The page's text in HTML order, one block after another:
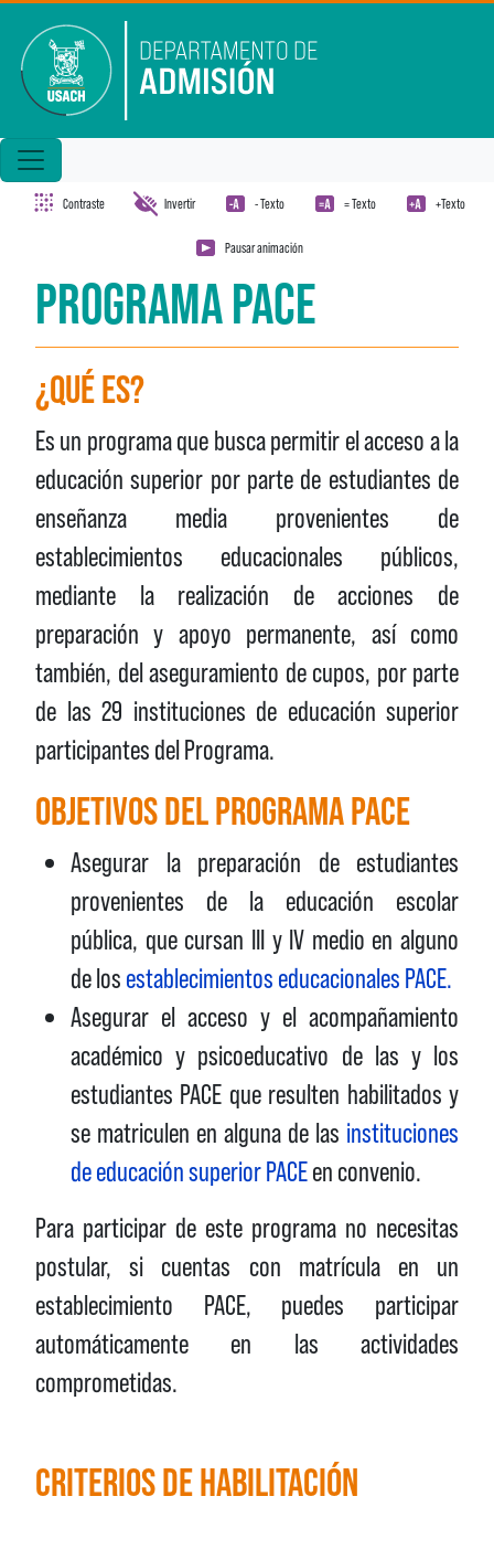
Contraste Invertir - Texto = Texto +Texto
Pausar animación
PROGRAMA PACE
¿QUÉ ES?
Es un programa que busca permitir el acceso a la
educación superior por parte de estudiantes de
enseñanza media provenientes de
establecimientos educacionales públicos,
mediante la realización de acciones de
preparación y apoyo permanente, así como
también, del aseguramiento de cupos, por parte
de las 29 instituciones de educación superior
participantes del Programa.
OBJETIVOS DEL PROGRAMA PACE
Asegurar la preparación de estudiantes
provenientes de la educación escolar
pública, que cursan III y IV medio en alguno
de los establecimientos educacionales PACE.
Asegurar el acceso y el acompañamiento
académico y psicoeducativo de las y los
estudiantes PACE que resulten habilitados y
se matriculen en alguna de las instituciones
de educación superior PACEen convenio.
Para participar de este programa no necesitas
postular, si cuentas con matrícula en un
establecimiento PACE, puedes participar
automáticamente en las actividades
comprometidas.
CRITERIOS DE HABILITACIÓN